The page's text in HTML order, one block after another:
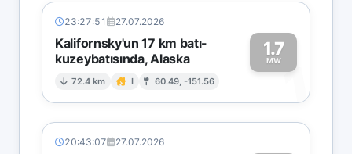
23:27:51 27.07.2026
Kalifornsky'un 17 km batı-
kuzeybatısında, Alaska
72.4 km I 60.49, -151.56
1.7
MW1
20:43:07 27.07.2026